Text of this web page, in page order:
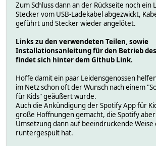
Zum Schluss dann an der Rückseite noch
Stecker vom USB-Ladekabel abgezwickt,
geführt und Stecker wieder angelötet.
Links zu den verwendeten Teilen, sowie
Installationsanleitung für den Betrieb
findet sich hinter dem Github Link.
Hoffe damit ein paar Leidensgenossen
im Netz schon oft der Wunsch nach einem
für Kids" geäußert wurde.
Auch die Ankündigung der Spotify App für
große Hoffnungen gemacht, die Spotify
Umsetzung dann auf beeindruckende Weise
runtergespült hat.